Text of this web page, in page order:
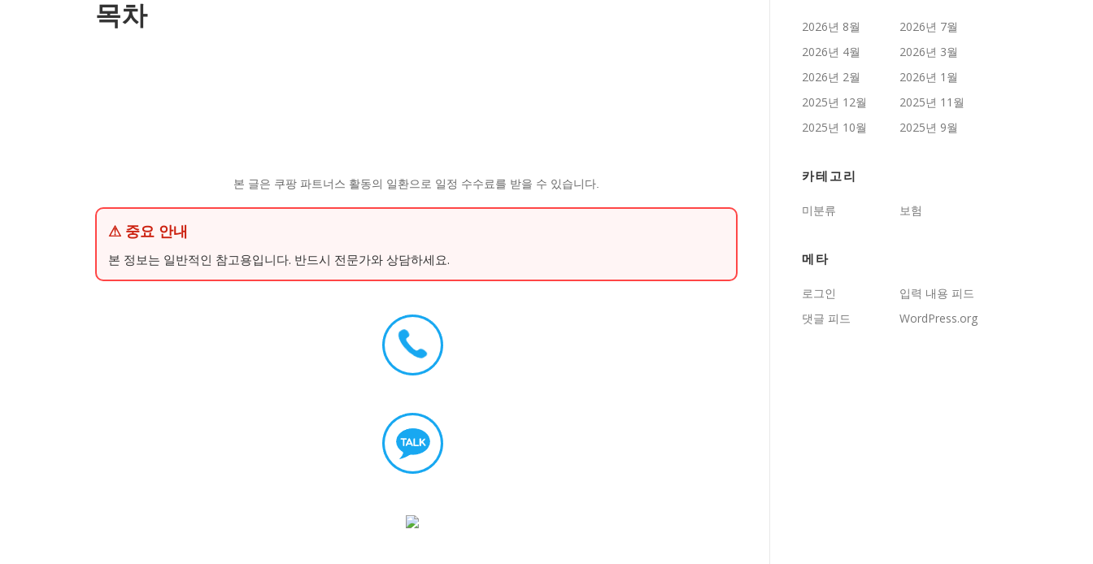
목차
본 글은 쿠팡 파트너스 활동의 일환으로 일정 수수료를 받을 수 있습니다.
⚠ 중요 안내
본 정보는 일반적인 참고용입니다. 반드시 전문가와 상담하세요.
2026년 8월
2026년 7월
2026년 4월
2026년 3월
2026년 2월
2026년 1월
2025년 12월
2025년 11월
2025년 10월
2025년 9월
카테고리
미분류 보험
메타
로그인
입력 내용 피드
댓글 피드
WordPress.org